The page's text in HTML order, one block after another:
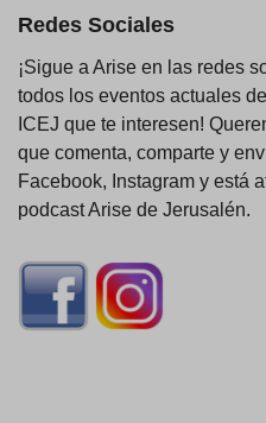
Redes Sociales
¡Sigue a Arise en las redes
todos los eventos actuales
ICEJ que te interesen!
que comenta, comparte y
Facebook, Instagram y está
podcast Arise de Jerusalén.